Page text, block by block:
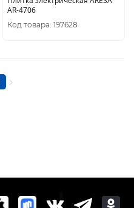
AR-4706
Код товара: 197628